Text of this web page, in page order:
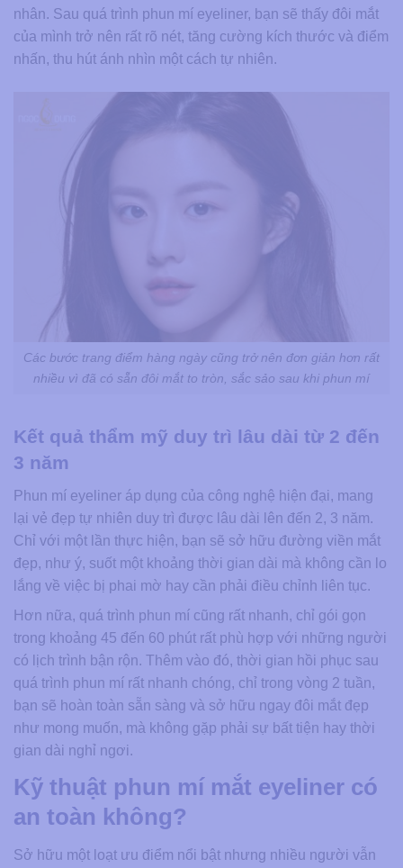
nhân. Sau quá trình phun mí eyeliner, bạn sẽ thấy đôi mắt
của mình trở nên rất rõ nét, tăng cường kích thước và điểm
nhấn, thu hút ánh nhìn một cách tự nhiên.
Các bước trang điểm hàng ngày cũng trở nên đơn giản hơn rất
nhiều vì đã có sẵn đôi mắt to tròn, sắc sảo sau khi phun mí
Kết quả thẩm mỹ duy trì lâu dài từ 2 đến
3 năm
Phun mí eyeliner áp dụng của công nghệ hiện đại, mang
lại vẻ đẹp tự nhiên duy trì được lâu dài lên đến 2, 3 năm.
Chỉ với một lần thực hiện, bạn sẽ sở hữu đường viền mắt
đẹp, như ý, suốt một khoảng thời gian dài mà không cần lo
lắng về việc bị phai mờ hay cần phải điều chỉnh liên tục.
Hơn nữa, quá trình phun mí cũng rất nhanh, chỉ gói gọn
trong khoảng 45 đến 60 phút rất phù hợp với những người
có lịch trình bận rộn. Thêm vào đó, thời gian hồi phục sau
quá trình phun mí rất nhanh chóng, chỉ trong vòng 2 tuần,
bạn sẽ hoàn toàn sẵn sàng và sở hữu ngay đôi mắt đẹp
như mong muốn, mà không gặp phải sự bất tiện hay thời
gian dài nghỉ ngơi.
Kỹ thuật phun mí mắt eyeliner có
an toàn không?
Sở hữu một loạt ưu điểm nổi bật nhưng nhiều người vẫn